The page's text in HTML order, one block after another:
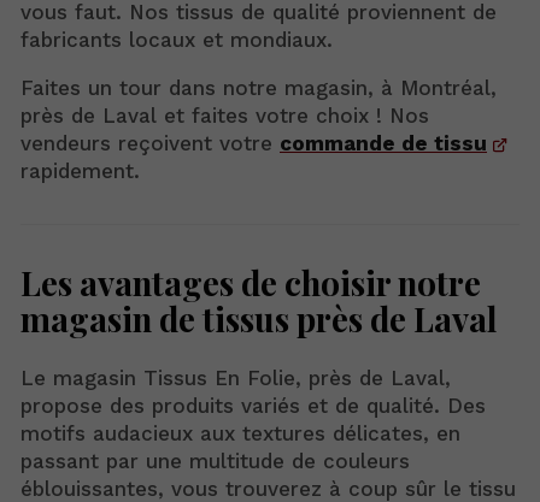
vous faut. Nos tissus de qualité proviennent de
fabricants locaux et mondiaux.
Faites un tour dans notre magasin, à Montréal,
près de Laval et faites votre choix ! Nos
vendeurs reçoivent votre commande de tissu
rapidement.
Les avantages de choisir notre
magasin de tissus près de Laval
Le magasin Tissus En Folie, près de Laval,
propose des produits variés et de qualité. Des
motifs audacieux aux textures délicates, en
passant par une multitude de couleurs
éblouissantes, vous trouverez à coup sûr le tissu